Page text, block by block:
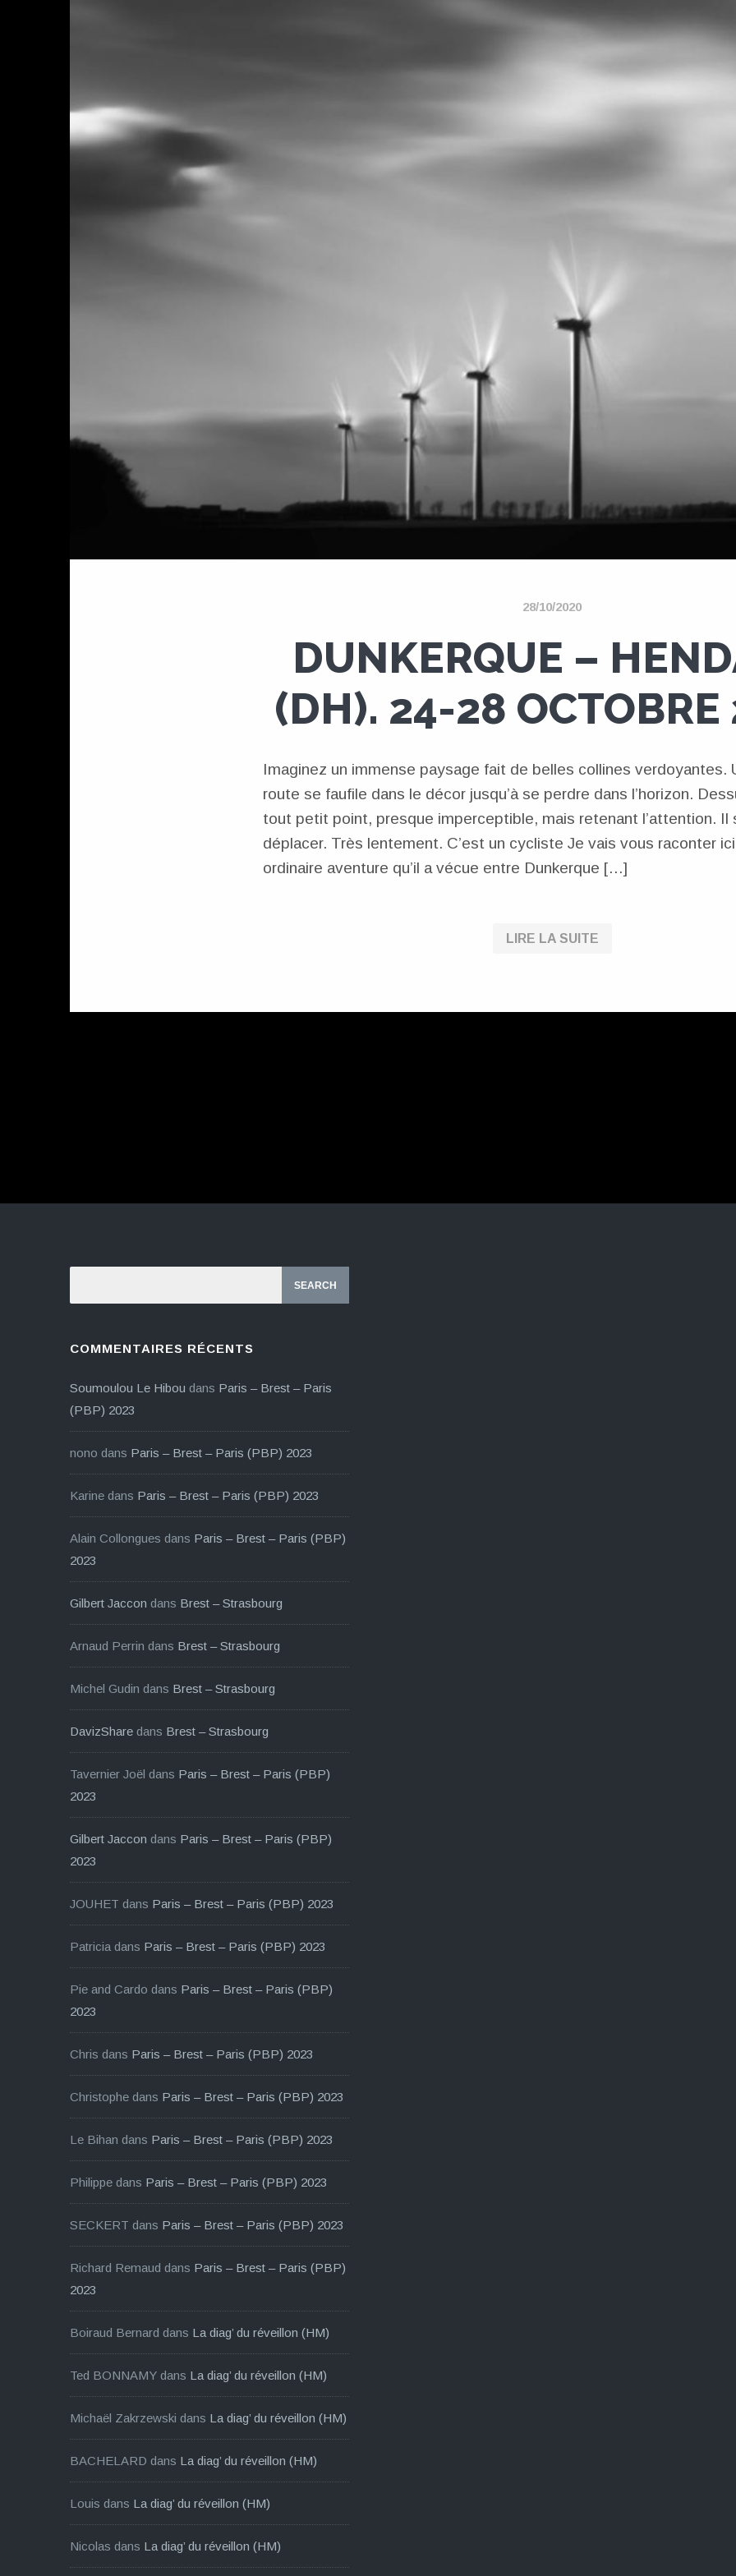
28/10/2020
DUNKERQUE –
(DH). 24-28 OCTOBRE
Imaginez un immense paysage fait de belles collines verdoyantes.
route se faufile dans le décor jusqu’à se perdre dans l’horizon.
tout petit point, presque imperceptible, mais retenant l’attention. Il
déplacer. Très lentement. C’est un cycliste Je vais vous raconter ici
ordinaire aventure qu’il a vécue entre Dunkerque […]
LIRE LA SUITE
COMMENTAIRES RÉCENTS
Soumoulou Le Hibou dans Paris – Brest – Paris
(PBP) 2023
nono dans Paris – Brest – Paris (PBP) 2023
Karinedans Paris – Brest – Paris (PBP) 2023
Alain Collongues dans Paris – Brest – Paris (PBP)
2023
Gilbert Jaccon dans Brest – Strasbourg
Arnaud Perrin dans Brest – Strasbourg
Michel Gudin dans Brest – Strasbourg
DavizSharedans Brest – Strasbourg
Tavernier Joël dans Paris – Brest – Paris (PBP)
2023
Gilbert Jaccon dans Paris – Brest – Paris (PBP)
2023
JOUHET dans Paris – Brest – Paris (PBP) 2023
Patricia dans Paris – Brest – Paris (PBP) 2023
Pie and Cardo dans Paris – Brest – Paris (PBP)
2023
Chris dans Paris – Brest – Paris (PBP) 2023
Christophedans Paris – Brest – Paris (PBP) 2023
Le Bihan dans Paris – Brest – Paris (PBP) 2023
Philippedans Paris – Brest – Paris (PBP) 2023
SECKERT dans Paris – Brest – Paris (PBP) 2023
Richard Remaud dans Paris – Brest – Paris (PBP)
2023
Boiraud Bernard dans La diag’ du réveillon (HM)
Ted BONNAMYdans La diag’ du réveillon (HM)
Michaël Zakrzewski dans La diag’ du réveillon (HM)
BACHELARD dans La diag’ du réveillon (HM)
Louis dans La diag’ du réveillon (HM)
Nicolas dans La diag’ du réveillon (HM)